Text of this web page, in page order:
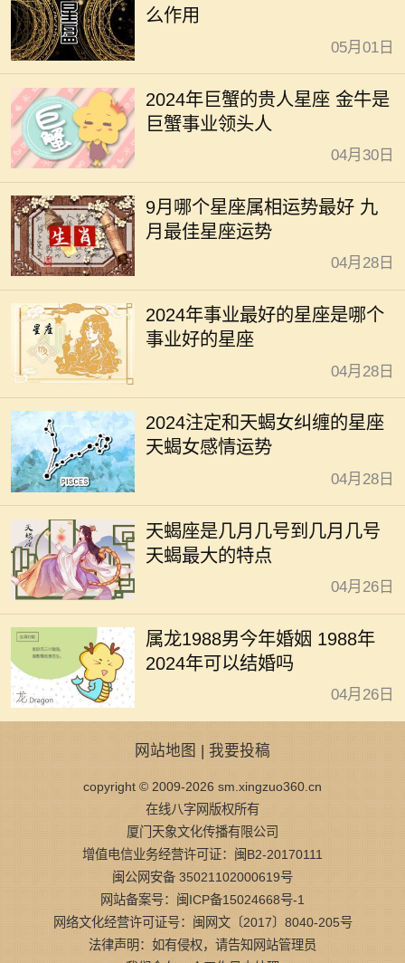
么作用
05月01日
2024年巨蟹的贵人星座 金牛是
巨蟹事业领头人
04月30日
9月哪个星座属相运势最好 九
月最佳星座运势
04月28日
2024年事业最好的星座是哪个
事业好的星座
04月28日
2024注定和天蝎女纠缠的星座
天蝎女感情运势
04月28日
天蝎座是几月几号到几月几号
天蝎最大的特点
04月26日
属龙1988男今年婚姻 1988年
2024年可以结婚吗
04月26日
网站地图 | 我要投稿
copyright © 2009-2026 sm.xingzuo360.cn
在线八字网版权所有
厦门天象文化传播有限公司
增值电信业务经营许可证：闽B2-20170111
闽公网安备 35021102000619号
网站备案号：闽ICP备15024668号-1
网络文化经营许可证号：闽网文〔2017〕8040-205号
法律声明：如有侵权，请告知网站管理员